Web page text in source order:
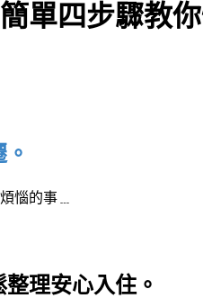
單四步驟教
惱的事﹍
理安心入住。